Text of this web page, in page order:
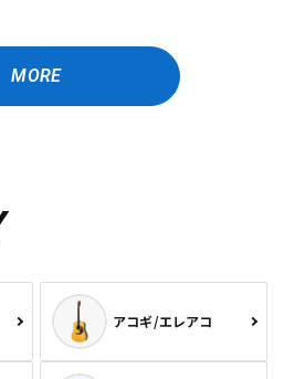
MORE
アコギ/エレアコ